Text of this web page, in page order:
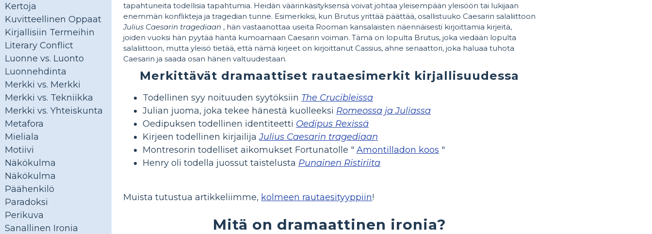
Kertoja
Kuvitteellinen Oppaat
Kirjallisiin Termeihin
Literary Conflict
Luonne vs. Luonto
Luonnehdinta
Merkki vs. Merkki
Merkki vs. Tekniikka
Merkki vs. Yhteiskunta
Metafora
Mieliala
Motiivi
Näkökulma
Näkökulma
Päähenkilö
Paradoksi
Perikuva
Sanallinen Ironia
tapahtuneita todellisia tapahtumia. Heidän väärinkäsityksensä voivat johtaa yleisempään yleisöön tai lukijaan
enemmän konflikteja ja tragedian tunne. Esimerkiksi, kun Brutus yrittää päättää, osallistuuko Caesarin salaliittoon
Julius Caesarin tragediaan , hän vastaanottaa useita Rooman kansalaisten näennäisesti kirjoittamia kirjeitä,
joiden vuoksi hän pyytää häntä kumoamaan Caesarin voiman. Tämä on lopulta Brutus, joka viedään lopulta
salaliittoon, mutta yleisö tietää, että nämä kirjeet on kirjoittanut Cassius, ahne senaattori, joka haluaa tuhota
Caesarin ja saada osan hänen valtuudestaan.
Merkittävät dramaattiset rautaesimerkit kirjallisuudessa
Todellinen syy noituuden syytöksiin The Crucibleissa
Julian juoma, joka tekee hänestä kuolleeksi Romeossa ja Juliassa
Oedipuksen todellinen identiteetti Oedipus Rexissä
Kirjeen todellinen kirjailijaJulius Caesarin tragediaan
Montresorin todelliset aikomukset Fortunatolle " Amontilladon koos "
Henry oli todella juossut taistelusta Punainen Ristiriita
Muista tutustua artikkeliimme, kolmeen rautaesityyppiin!
Mitä on dramaattinen ironia?